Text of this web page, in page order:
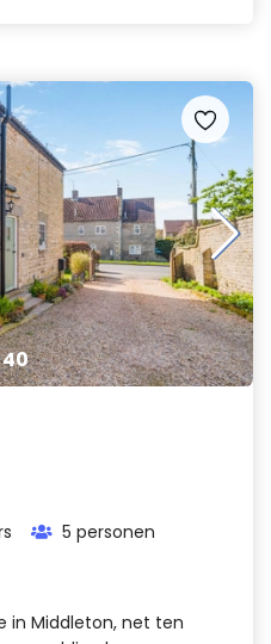
40
5 personen
in Middleton, net ten